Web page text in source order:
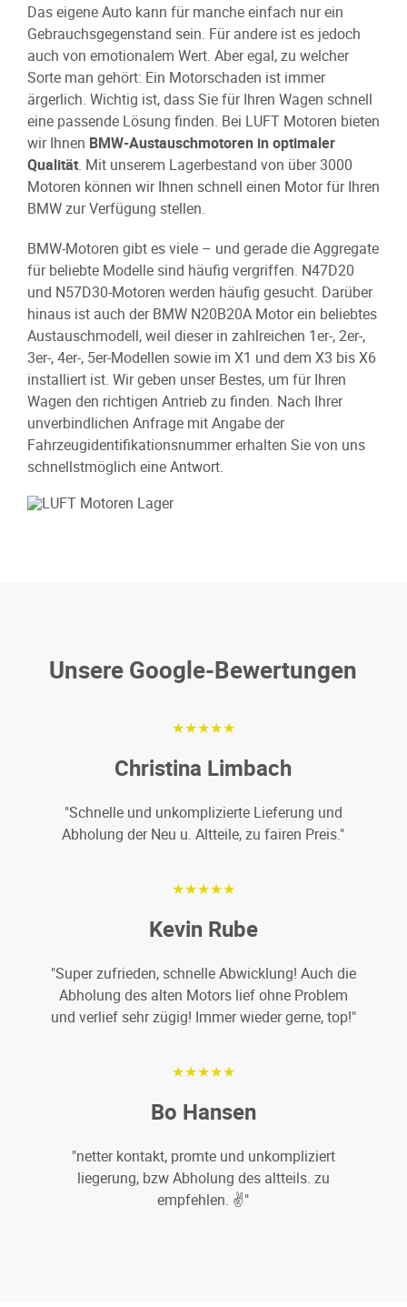
Das eigene Auto kann für manche einfach nur ein
Gebrauchsgegenstand sein. Für andere ist es jedoch
auch von emotionalem Wert. Aber egal, zu welcher
Sorte man gehört: Ein Motorschaden ist immer
ärgerlich. Wichtig ist, dass Sie für Ihren Wagen schnell
eine passende Lösung finden. Bei LUFT Motoren bieten
wir Ihnen BMW-Austauschmotoren in optimaler
Qualität. Mit unserem Lagerbestand von über 3000
Motoren können wir Ihnen schnell einen Motor für Ihren
BMW zur Verfügung stellen.
BMW-Motoren gibt es viele – und gerade die Aggregate
für beliebte Modelle sind häufig vergriffen. N47D20
und N57D30-Motoren werden häufig gesucht. Darüber
hinaus ist auch der BMW N20B20A Motor ein beliebtes
Austauschmodell, weil dieser in zahlreichen 1er-, 2er-,
3er-, 4er-, 5er-Modellen sowie im X1 und dem X3 bis X6
installiert ist. Wir geben unser Bestes, um für Ihren
Wagen den richtigen Antrieb zu finden. Nach Ihrer
unverbindlichen Anfrage mit Angabe der
Fahrzeugidentifikationsnummer erhalten Sie von uns
schnellstmöglich eine Antwort.
Unsere Google-Bewertungen
★★★★★
Christina Limbach
"Schnelle und unkomplizierte Lieferung und
Abholung der Neu u. Altteile, zu fairen Preis."
★★★★★
Kevin Rube
"Super zufrieden, schnelle Abwicklung! Auch die
Abholung des alten Motors lief ohne Problem
und verlief sehr zügig! Immer wieder gerne, top!"
★★★★★
Bo Hansen
"netter kontakt, promte und unkompliziert
liegerung, bzw Abholung des altteils. zu
empfehlen. ✌️"